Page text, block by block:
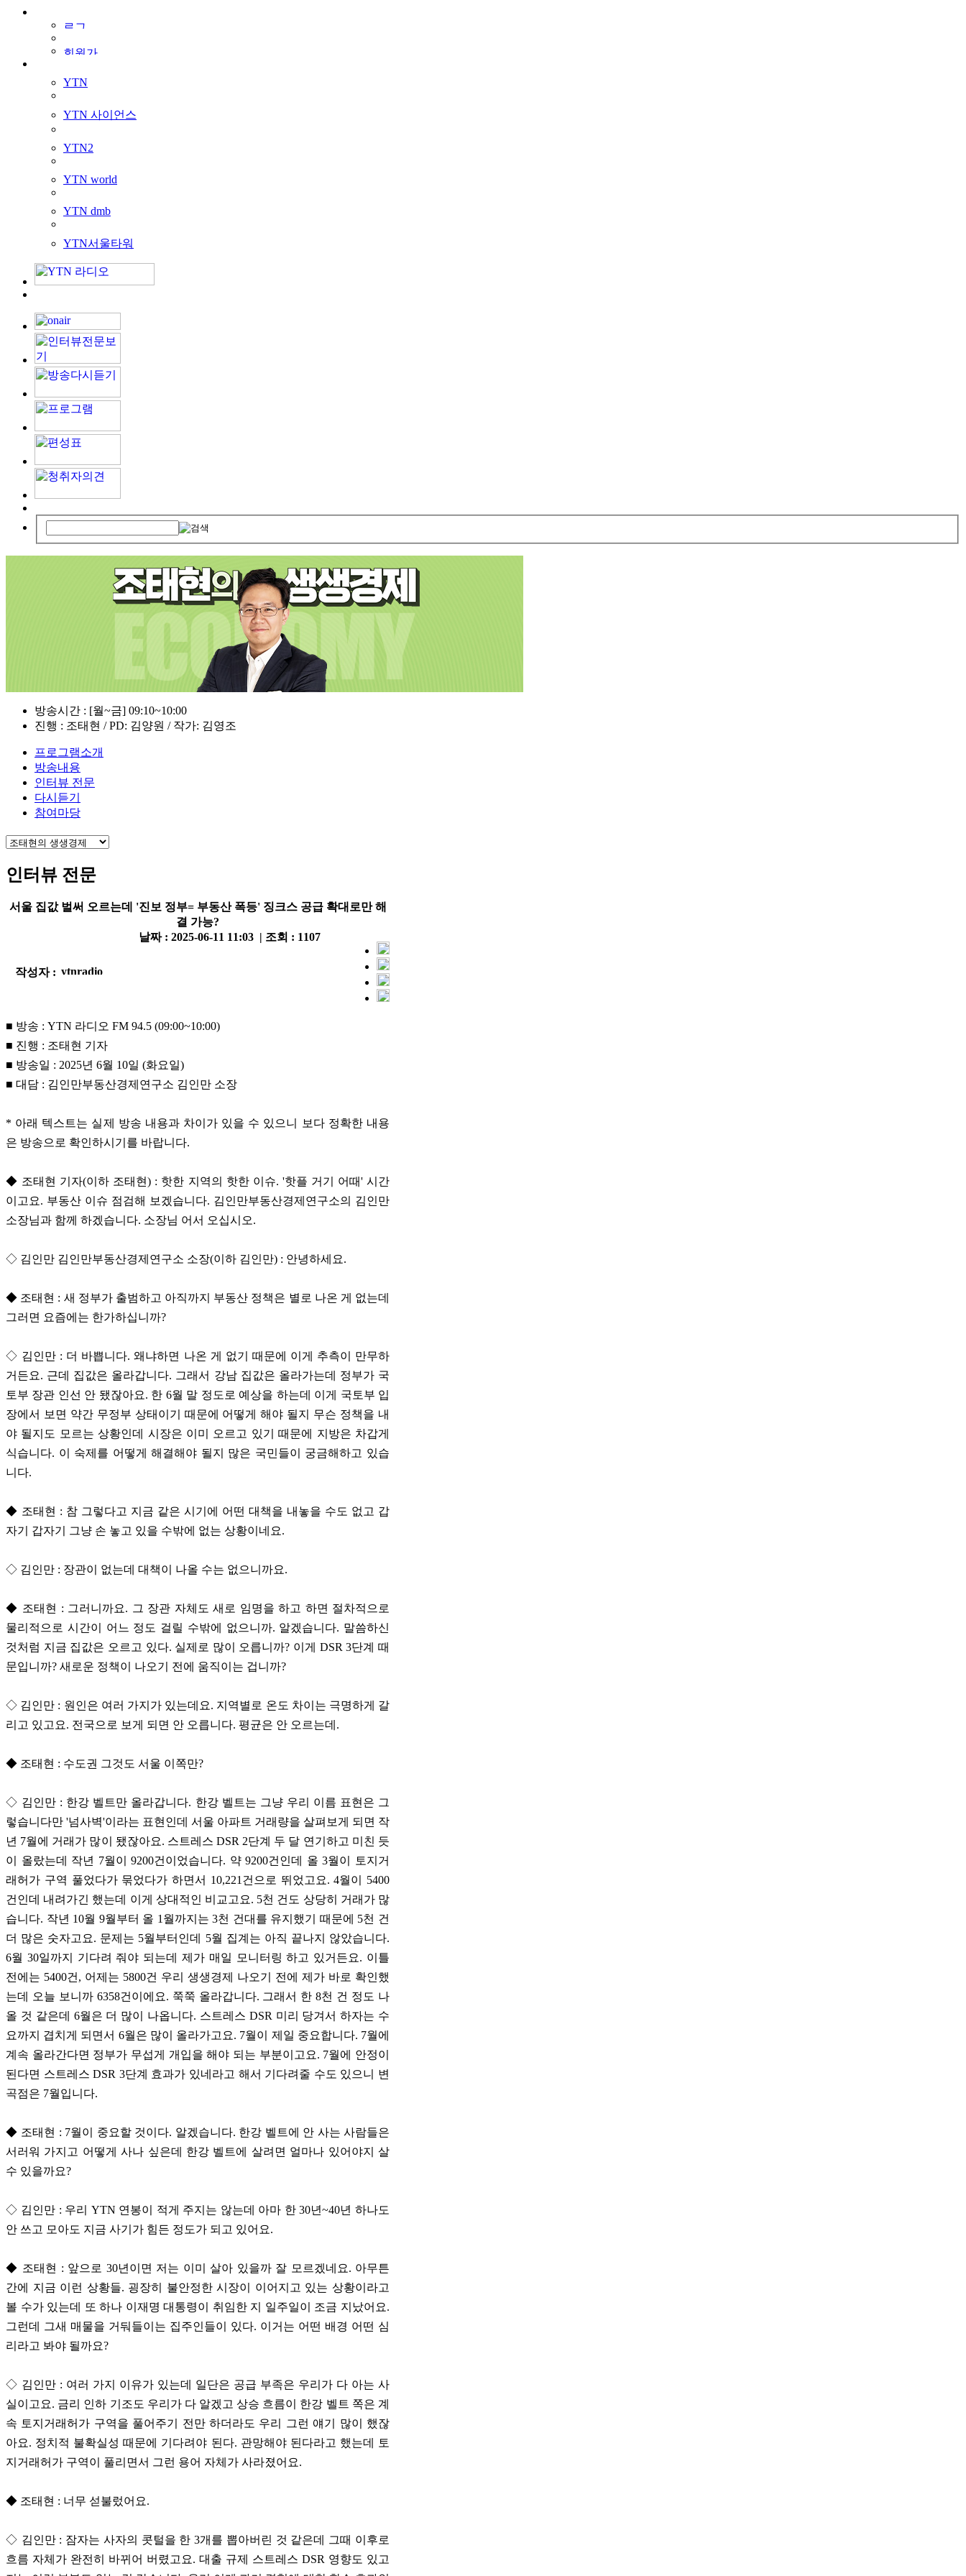
YTN
YTN 사이언스
YTN2
YTN world
YTN dmb
YTN서울타워
방송시간 : [월~금] 09:10~10:00
진행 : 조태현 / PD: 김양원 / 작가: 김영조
프로그램소개
방송내용
인터뷰 전문
다시듣기
참여마당
인터뷰 전문
서울 집값 벌써 오르는데 '진보 정부= 부동산 폭등' 징크스 공급 확대로만 해
결 가능?
작성자 :
날짜 : 2025-06-11 11:03 | 조회 : 1107
■ 방송 : YTN 라디오 FM 94.5 (09:00~10:00)
■ 진행 : 조태현 기자
■ 방송일 : 2025년 6월 10일 (화요일)
■ 대담 : 김인만부동산경제연구소 김인만 소장
* 아래 텍스트는 실제 방송 내용과 차이가 있을 수 있으니 보다 정확한 내용
은 방송으로 확인하시기를 바랍니다.
◆ 조태현 기자(이하 조태현) : 핫한 지역의 핫한 이슈. '핫플 거기 어때' 시간
이고요. 부동산 이슈 점검해 보겠습니다. 김인만부동산경제연구소의 김인만
소장님과 함께 하겠습니다. 소장님 어서 오십시오.
◇ 김인만 김인만부동산경제연구소 소장(이하 김인만) : 안녕하세요.
◆ 조태현 : 새 정부가 출범하고 아직까지 부동산 정책은 별로 나온 게 없는데
그러면 요즘에는 한가하십니까?
◇ 김인만 : 더 바쁩니다. 왜냐하면 나온 게 없기 때문에 이게 추측이 만무하
거든요. 근데 집값은 올라갑니다. 그래서 강남 집값은 올라가는데 정부가 국
토부 장관 인선 안 됐잖아요. 한 6월 말 정도로 예상을 하는데 이게 국토부 입
장에서 보면 약간 무정부 상태이기 때문에 어떻게 해야 될지 무슨 정책을 내
야 될지도 모르는 상황인데 시장은 이미 오르고 있기 때문에 지방은 차갑게
식습니다. 이 숙제를 어떻게 해결해야 될지 많은 국민들이 궁금해하고 있습
니다.
◆ 조태현 : 참 그렇다고 지금 같은 시기에 어떤 대책을 내놓을 수도 없고 갑
자기 갑자기 그냥 손 놓고 있을 수밖에 없는 상황이네요.
◇ 김인만 : 장관이 없는데 대책이 나올 수는 없으니까요.
◆ 조태현 : 그러니까요. 그 장관 자체도 새로 임명을 하고 하면 절차적으로
물리적으로 시간이 어느 정도 걸릴 수밖에 없으니까. 알겠습니다. 말씀하신
것처럼 지금 집값은 오르고 있다. 실제로 많이 오릅니까? 이게 DSR 3단계 때
문입니까? 새로운 정책이 나오기 전에 움직이는 겁니까?
◇ 김인만 : 원인은 여러 가지가 있는데요. 지역별로 온도 차이는 극명하게 갈
리고 있고요. 전국으로 보게 되면 안 오릅니다. 평균은 안 오르는데.
◆ 조태현 : 수도권 그것도 서울 이쪽만?
◇ 김인만 : 한강 벨트만 올라갑니다. 한강 벨트는 그냥 우리 이름 표현은 그
렇습니다만 '넘사벽'이라는 표현인데 서울 아파트 거래량을 살펴보게 되면 작
년 7월에 거래가 많이 됐잖아요. 스트레스 DSR 2단계 두 달 연기하고 미친 듯
이 올랐는데 작년 7월이 9200건이었습니다. 약 9200건인데 올 3월이 토지거
래허가 구역 풀었다가 묶었다가 하면서 10,221건으로 뛰었고요. 4월이 5400
건인데 내려가긴 했는데 이게 상대적인 비교고요. 5천 건도 상당히 거래가 많
습니다. 작년 10월 9월부터 올 1월까지는 3천 건대를 유지했기 때문에 5천 건
더 많은 숫자고요. 문제는 5월부터인데 5월 집계는 아직 끝나지 않았습니다.
6월 30일까지 기다려 줘야 되는데 제가 매일 모니터링 하고 있거든요. 이틀
전에는 5400건, 어제는 5800건 우리 생생경제 나오기 전에 제가 바로 확인했
는데 오늘 보니까 6358건이에요. 쭉쭉 올라갑니다. 그래서 한 8천 건 정도 나
올 것 같은데 6월은 더 많이 나옵니다. 스트레스 DSR 미리 당겨서 하자는 수
요까지 겹치게 되면서 6월은 많이 올라가고요. 7월이 제일 중요합니다. 7월에
계속 올라간다면 정부가 무섭게 개입을 해야 되는 부분이고요. 7월에 안정이
된다면 스트레스 DSR 3단계 효과가 있네라고 해서 기다려줄 수도 있으니 변
곡점은 7월입니다.
◆ 조태현 : 7월이 중요할 것이다. 알겠습니다. 한강 벨트에 안 사는 사람들은
서러워 가지고 어떻게 사나 싶은데 한강 벨트에 살려면 얼마나 있어야지 살
수 있을까요?
◇ 김인만 : 우리 YTN 연봉이 적게 주지는 않는데 아마 한 30년~40년 하나도
안 쓰고 모아도 지금 사기가 힘든 정도가 되고 있어요.
◆ 조태현 : 앞으로 30년이면 저는 이미 살아 있을까 잘 모르겠네요. 아무튼
간에 지금 이런 상황들. 굉장히 불안정한 시장이 이어지고 있는 상황이라고
볼 수가 있는데 또 하나 이재명 대통령이 취임한 지 일주일이 조금 지났어요.
그런데 그새 매물을 거둬들이는 집주인들이 있다. 이거는 어떤 배경 어떤 심
리라고 봐야 될까요?
◇ 김인만 : 여러 가지 이유가 있는데 일단은 공급 부족은 우리가 다 아는 사
실이고요. 금리 인하 기조도 우리가 다 알겠고 상승 흐름이 한강 벨트 쪽은 계
속 토지거래허가 구역을 풀어주기 전만 하더라도 우리 그런 얘기 많이 했잖
아요. 정치적 불확실성 때문에 기다려야 된다. 관망해야 된다라고 했는데 토
지거래허가 구역이 풀리면서 그런 용어 자체가 사라졌어요.
◆ 조태현 : 너무 섣불렀어요.
◇ 김인만 : 잠자는 사자의 콧털을 한 3개를 뽑아버린 것 같은데 그때 이후로
흐름 자체가 완전히 바뀌어 버렸고요. 대출 규제 스트레스 DSR 영향도 있고